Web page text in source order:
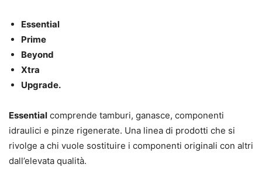
Essential
Prime
Beyond
Xtra
Upgrade.
Essential comprende tamburi, ganasce, componenti
idraulici e pinze rigenerate. Una linea di prodotti che si
rivolge a chi vuole sostituire i componenti originali con altri
dall’elevata qualità.